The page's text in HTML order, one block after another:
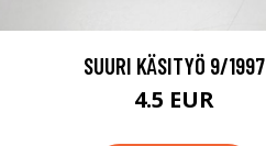
SUURI KÄSITYÖ 9/1997
4.5 EUR